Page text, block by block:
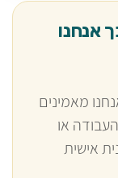
אנחנו
מאמינים
או
אישית